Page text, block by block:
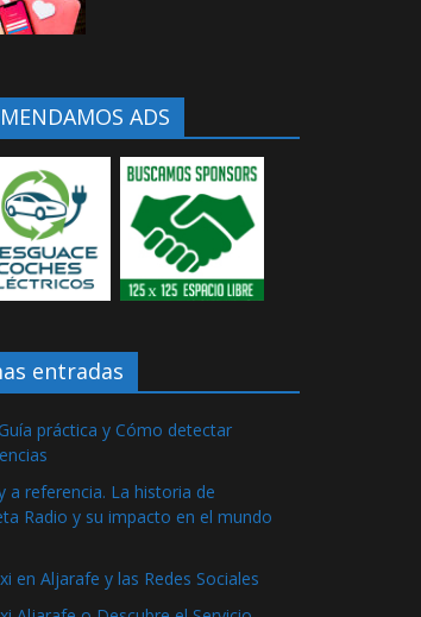
ADS
entradas
práctica y Cómo detectar
a referencia. La historia de
Radio y su impacto en el mundo
en Aljarafe y las Redes Sociales